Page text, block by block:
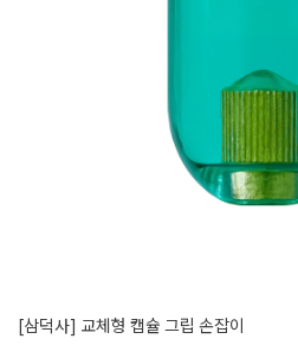
[삼덕사] 교체형 캡슐 그립 손잡이